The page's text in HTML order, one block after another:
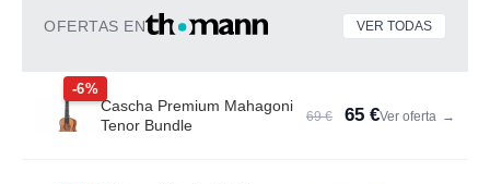
OFERTAS EN VER TODAS
-6%
Cascha Premium Mahagoni
Tenor Bundle
69 € 65 €Ver oferta →